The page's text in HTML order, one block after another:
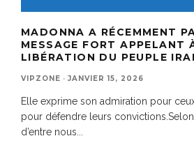
MADONNA A RÉCEMMENT
MESSAGE FORT APPELANT
LIBÉRATION DU PEUPLE
VIPZONE · JANVIER 15, 2026
Elle exprime son admiration pour
pour défendre leurs
d’entre nous...